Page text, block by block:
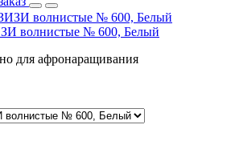
волнистые № 600, Белый
для афронаращивания